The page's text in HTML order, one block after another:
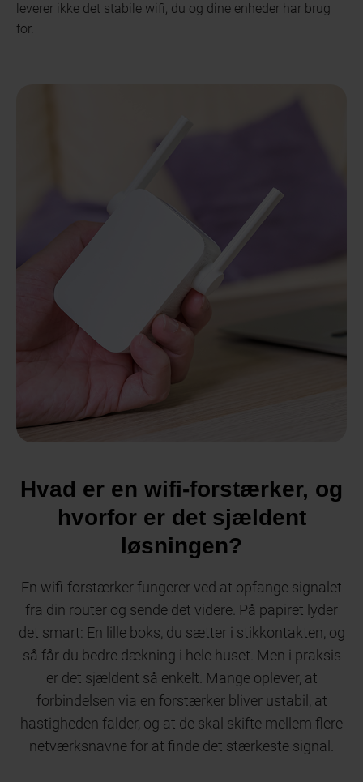
leverer ikke det stabile wifi, du og dine enheder har brug
for.
Hvad er en wifi-forstærker, og
hvorfor er det sjældent
løsningen?
En wifi-forstærker fungerer ved at opfange signalet
fra din router og sende det videre. På papiret lyder
det smart: En lille boks, du sætter i stikkontakten, og
så får du bedre dækning i hele huset. Men i praksis
er det sjældent så enkelt. Mange oplever, at
forbindelsen via en forstærker bliver ustabil, at
hastigheden falder, og at de skal skifte mellem flere
netværksnavne for at finde det stærkeste signal.